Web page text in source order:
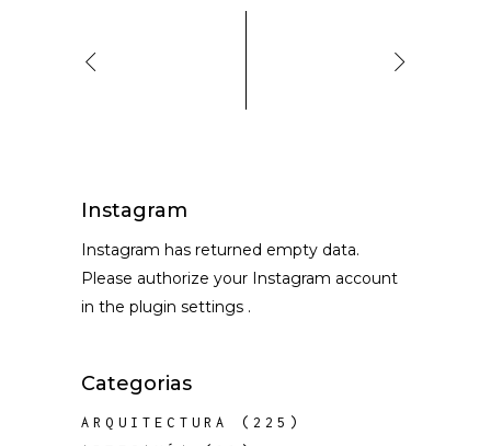
Instagram
Instagram has returned empty data.
Please authorize your Instagram account
in the plugin settings .
Categorias
ARQUITECTURA
(225)